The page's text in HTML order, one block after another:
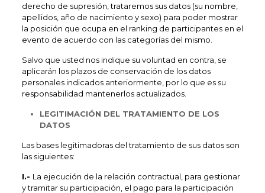
derecho de supresión, trataremos sus datos (su nombre,
apellidos, año de nacimiento y sexo) para poder mostrar
la posición que ocupa en el ranking de participantes en el
evento de acuerdo con las categorías del mismo.
Salvo que usted nos indique su voluntad en contra, se
aplicarán los plazos de conservación de los datos
personales indicados anteriormente, por lo que es su
responsabilidad mantenerlos actualizados.
LEGITIMACIÓN DEL TRATAMIENTO DE LOS
DATOS
Las bases legitimadoras del tratamiento de sus datos son
las siguientes:
I.- La ejecución de la relación contractual, para gestionar
y tramitar su participación, el pago para la participación